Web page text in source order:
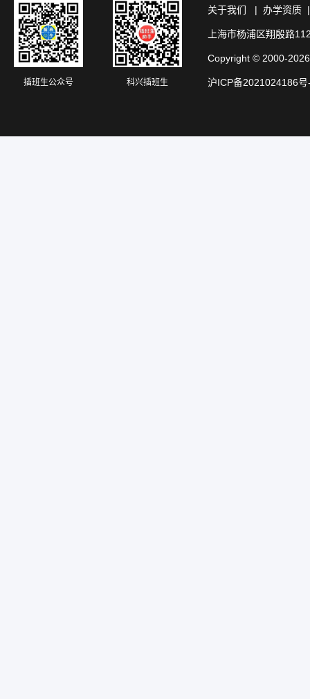
插班生公众号 科兴插班生
关于我们 | 办学资质
上海市杨浦区翔殷路
Copyright © 2000-
沪ICP备2021024186号